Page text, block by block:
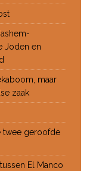
Joden en
maar
zaak
twee geroofde
El Manco